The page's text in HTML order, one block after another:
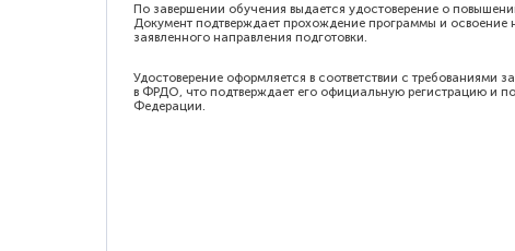
По завершении обучения выдается удостоверение о
Документ подтверждает прохождение программы и
заявленного направления подготовки.
Удостоверение оформляется в соответствии с требованиями
в ФРДО, что подтверждает его официальную регистрацию и
Федерации.